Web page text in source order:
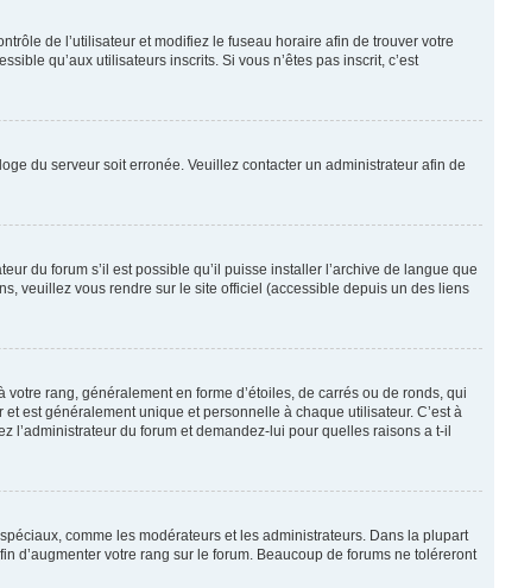
de l’utilisateur et modifiez le fuseau horaire afin de trouver votre
qu’aux utilisateurs inscrits. Si vous n’êtes pas inscrit, c’est
du serveur soit erronée. Veuillez contacter un administrateur afin de
du forum s’il est possible qu’il puisse installer l’archive de langue que
veuillez vous rendre sur le site officiel (accessible depuis un des liens
rang, généralement en forme d’étoiles, de carrés ou de ronds, qui
est généralement unique et personnelle à chaque utilisateur. C’est à
l’administrateur du forum et demandez-lui pour quelles raisons a t-il
comme les modérateurs et les administrateurs. Dans la plupart
d’augmenter votre rang sur le forum. Beaucoup de forums ne toléreront